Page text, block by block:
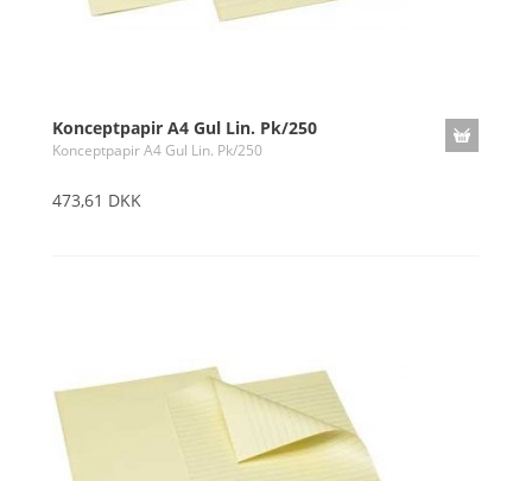
Konceptpapir A4 Gul Lin. Pk/250
Konceptpapir A4 Gul Lin. Pk/250
473,61 DKK